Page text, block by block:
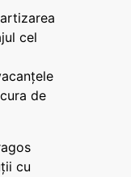
cel
de
cu